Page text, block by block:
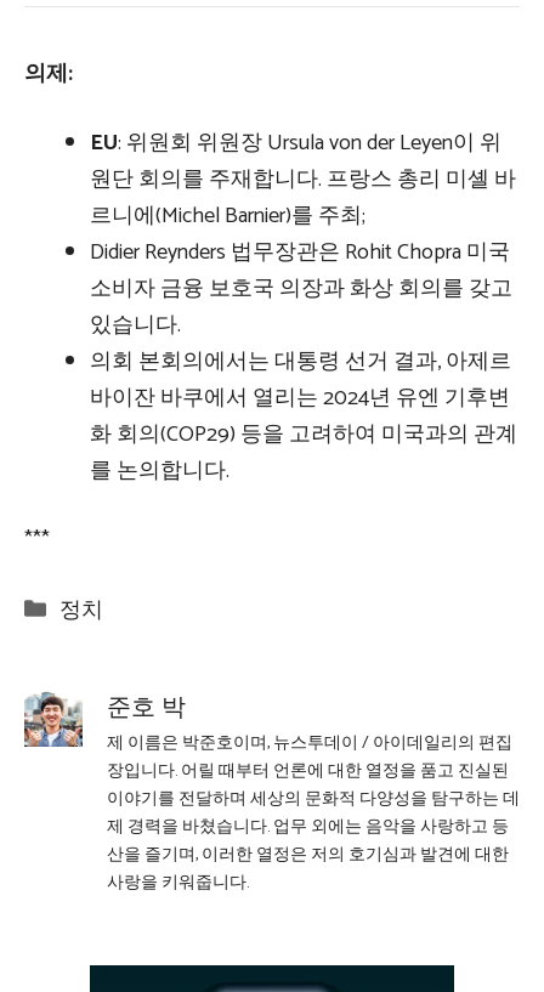
의제:
EU: 위원회 위원장 Ursula von der Leyen이 위
원단 회의를 주재합니다. 프랑스 총리 미셸 바
르니에(Michel Barnier)를 주최;
Didier Reynders 법무장관은 Rohit Chopra 미국
소비자 금융 보호국 의장과 화상 회의를 갖고
있습니다.
의회 본회의에서는 대통령 선거 결과, 아제르
바이잔 바쿠에서 열리는 2024년 유엔 기후변
화 회의(COP29) 등을 고려하여 미국과의 관계
를 논의합니다.
***
Categories
정치
준호 박
제 이름은 박준호이며, 뉴스투데이 / 아이데일리의 편집
장입니다. 어릴 때부터 언론에 대한 열정을 품고 진실된
이야기를 전달하며 세상의 문화적 다양성을 탐구하는 데
제 경력을 바쳤습니다. 업무 외에는 음악을 사랑하고 등
산을 즐기며, 이러한 열정은 저의 호기심과 발견에 대한
사랑을 키워줍니다.